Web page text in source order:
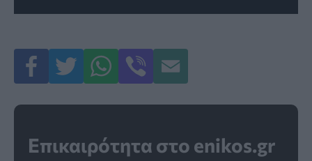
Επικαιρότητα στο enikos.gr